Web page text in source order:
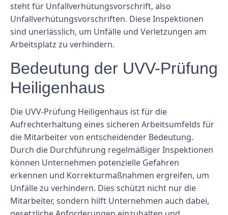
steht für Unfallverhütungsvorschrift, also
Unfallverhütungsvorschriften. Diese Inspektionen
sind unerlässlich, um Unfälle und Verletzungen am
Arbeitsplatz zu verhindern.
Bedeutung der UVV-Prüfung
Heiligenhaus
Die UVV-Prüfung Heiligenhaus ist für die
Aufrechterhaltung eines sicheren Arbeitsumfelds für
die Mitarbeiter von entscheidender Bedeutung.
Durch die Durchführung regelmäßiger Inspektionen
können Unternehmen potenzielle Gefahren
erkennen und Korrekturmaßnahmen ergreifen, um
Unfälle zu verhindern. Dies schützt nicht nur die
Mitarbeiter, sondern hilft Unternehmen auch dabei,